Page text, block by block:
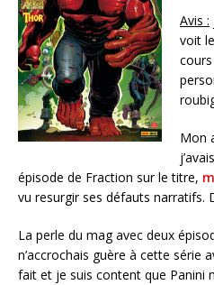
Avis :
voit
Mon
épisode de Fraction sur le titre,
vu resurgir ses défauts narratifs.
La perle du mag avec deux
n’accrochais guère à cette série
fait et je suis content que Panini